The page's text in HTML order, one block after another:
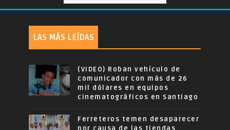
LAS MÁS LEÍDAS
(VIDEO) Roban vehículo de
comunicador con más de 26
mil dólares en equipos
cinematográficos en Santiago
Ferreteros temen desaparecer